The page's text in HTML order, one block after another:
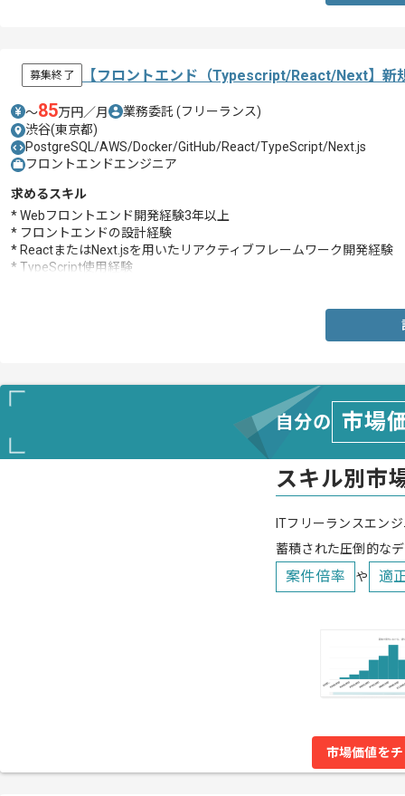
募集終了 【フロントエンド（Typescript/React/Next】新
〜85万円／月 業務委託 (フリーランス)
渋谷(東京都)
PostgreSQL/AWS/Docker/GitHub/React/TypeScript/Next.js
フロントエンドエンジニア
求めるスキル
* Webフロントエンド開発経験3年以上
* フロントエンドの設計経験
* ReactまたはNext.jsを用いたリアクティブフレームワーク開発経験
* TypeScript使用経験
自分の 市場
スキル別市
ITフリーランスエン
蓄積された圧倒的な
案件倍率 や 適
市場価値を